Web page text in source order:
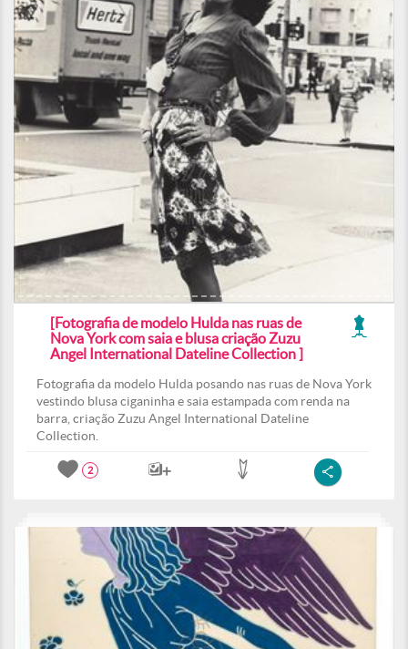
[Fotografia de modelo Hulda nas ruas de
Nova York com saia e blusa criação Zuzu
Angel International Dateline Collection ]
Fotografia da modelo Hulda posando nas ruas de Nova York
vestindo blusa ciganinha e saia estampada com renda na
barra, criação Zuzu Angel International Dateline
Collection.
2